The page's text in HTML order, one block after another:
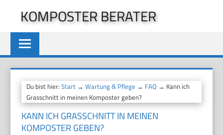
springen
KOMPOSTER BERATER
Du bist hier:Start →Wartung & Pflege → FAQ → Kann ich
Grasschnitt in meinen Komposter geben?
KANN ICH GRASSCHNITT IN MEINEN
KOMPOSTER GEBEN?